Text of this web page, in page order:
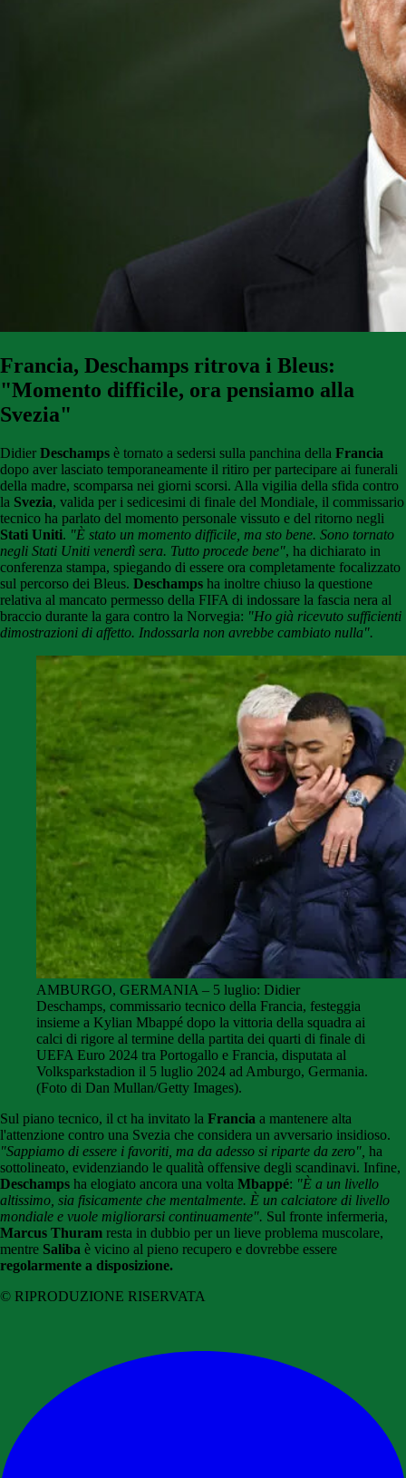
Francia, Deschamps ritrova i Bleus:
"Momento difficile, ora pensiamo alla
Svezia"
Didier Deschamps è tornato a sedersi sulla panchina della Francia
dopo aver lasciato temporaneamente il ritiro per partecipare ai funerali
della madre, scomparsa nei giorni scorsi. Alla vigilia della sfida contro
la Svezia, valida per i sedicesimi di finale del Mondiale, il commissario
tecnico ha parlato del momento personale vissuto e del ritorno negli
Stati Uniti. "È stato un momento difficile, ma sto bene. Sono tornato
negli Stati Uniti venerdì sera. Tutto procede bene", ha dichiarato in
conferenza stampa, spiegando di essere ora completamente focalizzato
sul percorso dei Bleus. Deschamps ha inoltre chiuso la questione
relativa al mancato permesso della FIFA di indossare la fascia nera al
braccio durante la gara contro la Norvegia: "Ho già ricevuto sufficienti
dimostrazioni di affetto. Indossarla non avrebbe cambiato nulla".
AMBURGO, GERMANIA – 5 luglio: Didier
Deschamps, commissario tecnico della Francia, festeggia
insieme a Kylian Mbappé dopo la vittoria della squadra ai
calci di rigore al termine della partita dei quarti di finale di
UEFA Euro 2024 tra Portogallo e Francia, disputata al
Volksparkstadion il 5 luglio 2024 ad Amburgo, Germania.
(Foto di Dan Mullan/Getty Images).
Sul piano tecnico, il ct ha invitato la Francia a mantenere alta
l'attenzione contro una Svezia che considera un avversario insidioso.
"Sappiamo di essere i favoriti, ma da adesso si riparte da zero", ha
sottolineato, evidenziando le qualità offensive degli scandinavi. Infine,
Deschamps ha elogiato ancora una volta Mbappé: "È a un livello
altissimo, sia fisicamente che mentalmente. È un calciatore di livello
mondiale e vuole migliorarsi continuamente". Sul fronte infermeria,
Marcus Thuram resta in dubbio per un lieve problema muscolare,
mentre Saliba è vicino al pieno recupero e dovrebbe essere
regolarmente a disposizione.
© RIPRODUZIONE RISERVATA